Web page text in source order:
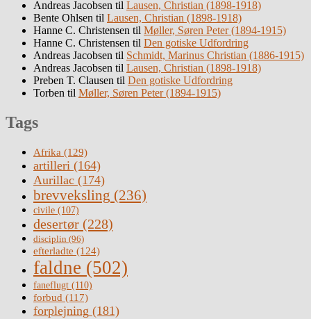
Andreas Jacobsen til Lausen, Christian (1898-1918)
Bente Ohlsen til Lausen, Christian (1898-1918)
Hanne C. Christensen til Møller, Søren Peter (1894-1915)
Hanne C. Christensen til Den gotiske Udfordring
Andreas Jacobsen til Schmidt, Marinus Christian (1886-1915)
Andreas Jacobsen til Lausen, Christian (1898-1918)
Preben T. Clausen til Den gotiske Udfordring
Torben til Møller, Søren Peter (1894-1915)
Tags
Afrika (129)
artilleri (164)
Aurillac (174)
brevveksling (236)
civile (107)
desertør (228)
disciplin (96)
efterladte (124)
faldne (502)
faneflugt (110)
forbud (117)
forplejning (181)